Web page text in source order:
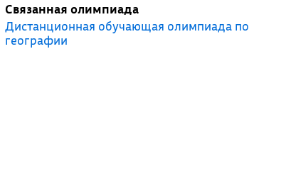
Связанная олимпиада
Дистанционная обучающая олимпиада по
географии